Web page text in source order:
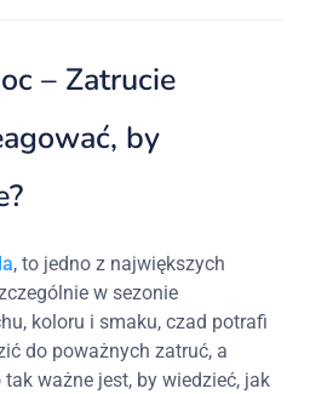
– Zatrucie
by
, to jedno z największych
w sezonie
koloru i smaku, czad potrafi
do poważnych zatruć, a
ważne jest, by wiedzieć, jak